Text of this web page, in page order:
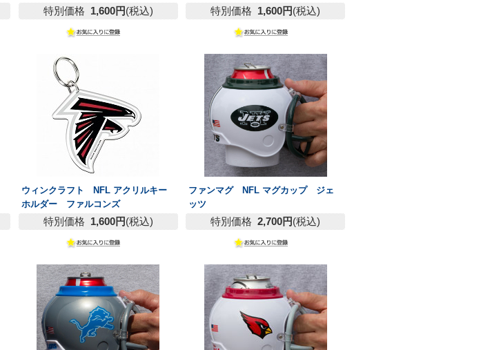
特別価格 1,600円(税込) 特別価格 1,600円(税込)
ウィンクラフト NFL アクリルキー
ホルダー ファルコンズ
特別価格 1,600円(税込)
ファンマグ NFL マグカップ ジェ
ッツ
特別価格 2,700円(税込)